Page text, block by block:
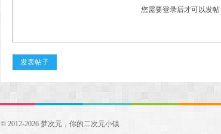
您需要登录后才可以发帖
发表帖子
© 2012-2026 梦次元，你的二次元小镇